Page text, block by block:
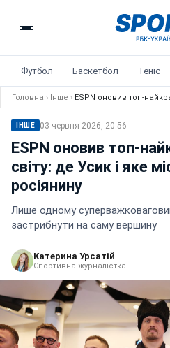
Футбол Баскетбол Теніс
Головна › Інше › ESPN оновив топ-
ІНШЕ 03 червня 2026, 20:56
ESPN оновив топ-
світу: де Усик і яке
росіянину
Лише одному
застрибнути на саму вершину
Катерина Урсатій
Спортивна журналістка